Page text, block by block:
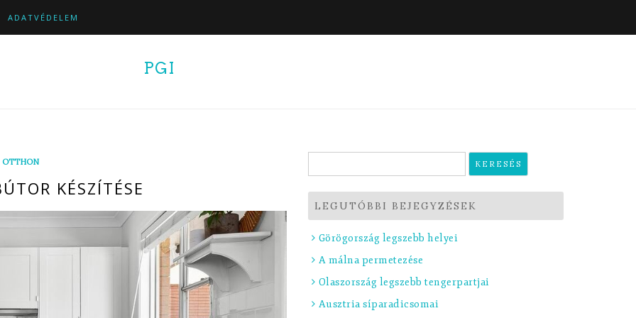
ADATVÉDELEM
PGI
OTTHON
KÉSZÍTÉSE
LEGUTÓBBI BEJEGYZÉSEK
Görögország legszebb helyei
A málna permetezése
Olaszország legszebb tengerpartjai
Ausztria síparadicsomai